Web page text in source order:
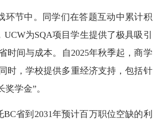
环节中。同学们在答题互动中累计积
为SQA项目学生提供了极具吸引
时间与成本。自2025年秋季起，商学
时，学校提供多重经济支持，包括针
学金”。
省到2031年预计百万职位空缺的利